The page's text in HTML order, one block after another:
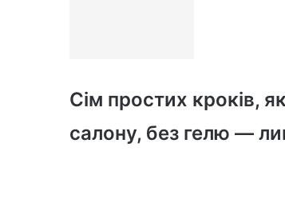
Сім простих кроків,
салону, без гелю —